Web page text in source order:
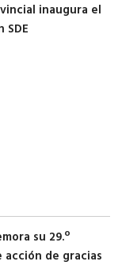
inaugura el
su 29.º
acción de gracias